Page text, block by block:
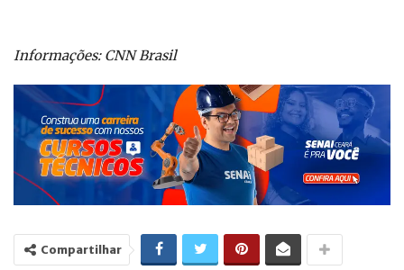
Informações: CNN Brasil
Compartilhar